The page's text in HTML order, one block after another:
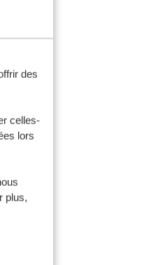
des
celles-
lors
plus,